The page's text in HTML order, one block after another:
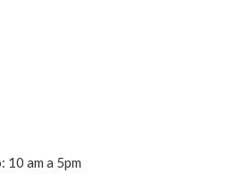
10 am a 5pm